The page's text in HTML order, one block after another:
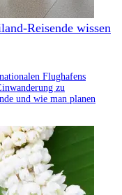
Reisende wissen
Flughafens
zu
und wie man planen